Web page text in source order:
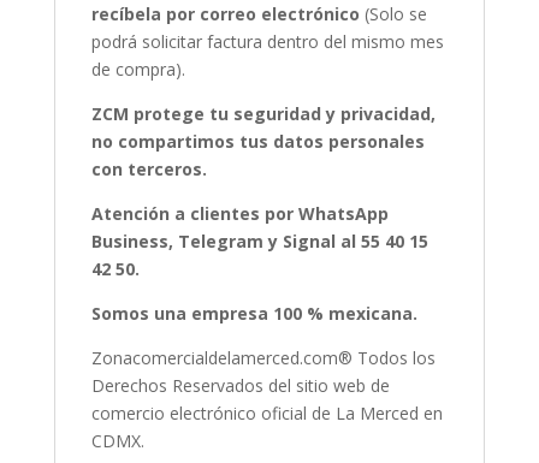
recíbela por correo electrónico (Solo se
podrá solicitar factura dentro del mismo mes
de compra).
ZCM protege tu seguridad y privacidad,
no compartimos tus datos personales
con terceros.
Atención a clientes por WhatsApp
Business, Telegram y Signal al 55 40 15
42 50.
Somos una empresa 100 % mexicana.
Zonacomercialdelamerced.com® Todos los
Derechos Reservados del sitio web de
comercio electrónico oficial de La Merced en
CDMX.